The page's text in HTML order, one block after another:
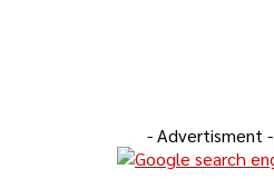
- Advertisment -